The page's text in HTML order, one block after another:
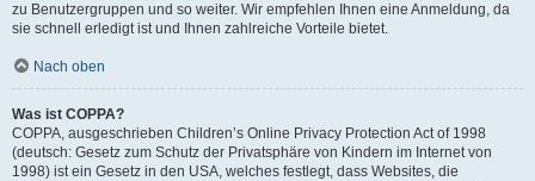
zu Benutzergruppen und so weiter. Wir empfehlen Ihnen eine Anmeldung, da
sie schnell erledigt ist und Ihnen zahlreiche Vorteile bietet.
Nach oben
Was ist COPPA?
COPPA, ausgeschrieben Children’s Online Privacy Protection Act of 1998
(deutsch: Gesetz zum Schutz der Privatsphäre von Kindern im Internet von
1998) ist ein Gesetz in den USA, welches festlegt, dass Websites, die